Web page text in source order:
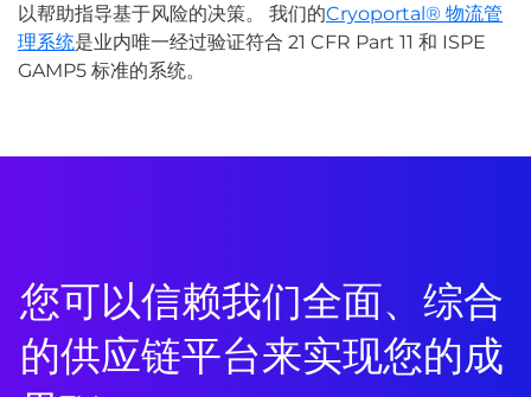
以帮助指导基于风险的决策。 我们的Cryoportal® 物流管
理系统是业内唯一经过验证符合 21 CFR Part 11 和 ISPE
GAMP5 标准的系统。
您可以信赖我们全面、综合
的供应链平台来实现您的成